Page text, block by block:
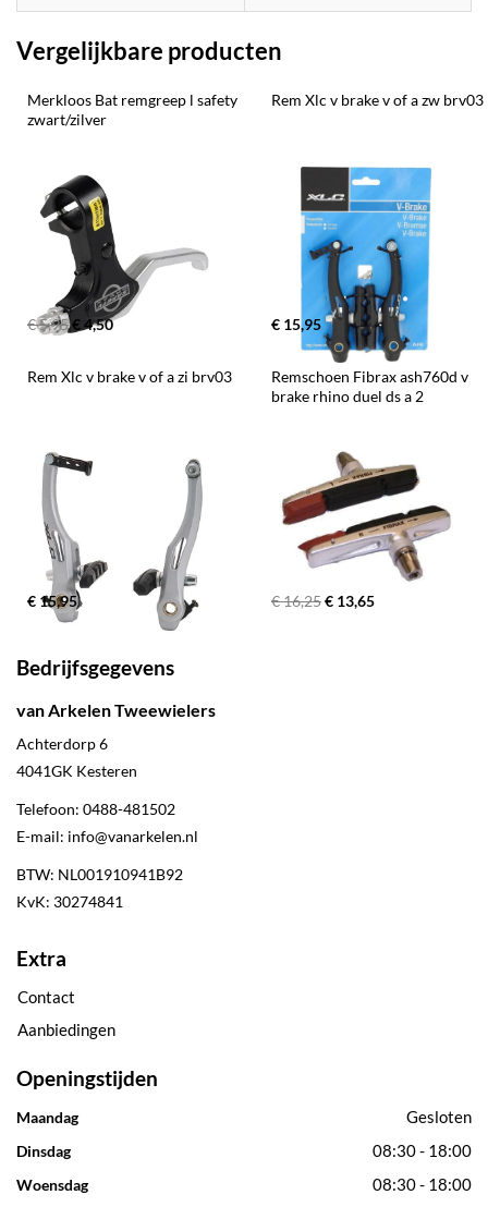
Vergelijkbare producten
Merkloos Bat remgreep l safety
zwart/zilver
€ 5,95€ 4,50
Rem Xlc v brake v of a zw brv03
€ 15,95
Rem Xlc v brake v of a zi brv03
€ 15,95
Remschoen Fibrax ash760d v
brake rhino duel ds a 2
€ 16,25€ 13,65
Bedrijfsgegevens
van Arkelen Tweewielers
Achterdorp 6
4041GK Kesteren
Telefoon: 0488-481502
E-mail: info@vanarkelen.nl
BTW: NL001910941B92
KvK: 30274841
Extra
Contact
Aanbiedingen
Openingstijden
Maandag Gesloten
Dinsdag 08:30 - 18:00
Woensdag 08:30 - 18:00